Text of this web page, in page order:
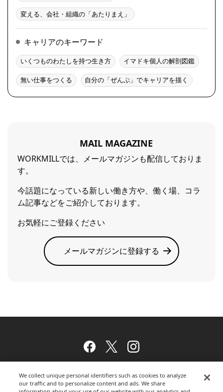
変える、会社・組織の「あたりまえ」
キャリアのキーワード
いくつものわたしを持つ生き方 イマドキ個人の解剖図鑑
無い仕事をつくる 自分の「ぜんぶ」でキャリアを描く
MAIL MAGAZINE
WORKMILLでは、メールマガジンも配信しておりま
す。
今話題になっている新しい働き方や、働く場、コラ
ム記事などをご紹介しております。
お気軽にご登録ください
メールマガジンに登録する
Facebook
TwitterInstagram
ウェブサイトのご利用について
We collect unique personal identifiers such as cookies to analyze
our traffic and to personalize content and ads. We share